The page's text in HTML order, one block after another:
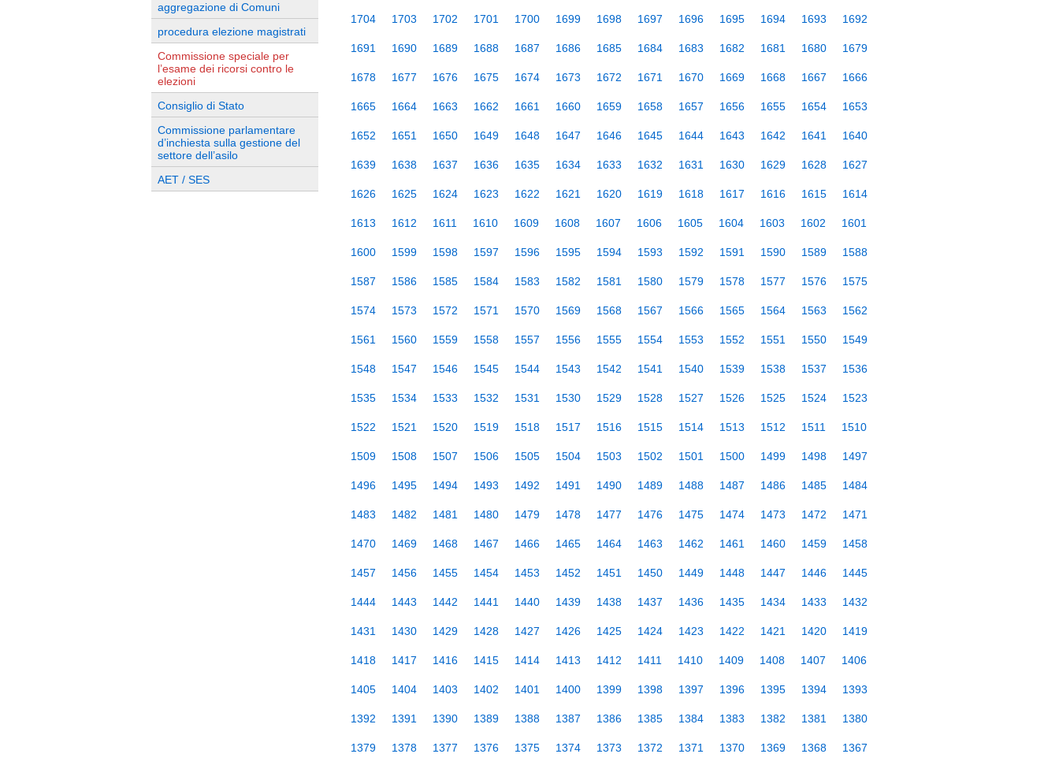
aggregazione di Comuni
procedura elezione magistrati
Commissione speciale per
l’esame dei ricorsi contro le
elezioni
Consiglio di Stato
Commissione parlamentare
d’inchiesta sulla gestione del
settore dell’asilo
AET / SES
1704 1703 1702 1701 1700 1699 1698 1697 1696 1695 1694 1693 1692
1691 1690 1689 1688 1687 1686 1685 1684 1683 1682 1681 1680 1679
1678 1677 1676 1675 1674 1673 1672 1671 1670 1669 1668 1667 1666
1665 1664 1663 1662 1661 1660 1659 1658 1657 1656 1655 1654 1653
1652 1651 1650 1649 1648 1647 1646 1645 1644 1643 1642 1641 1640
1639 1638 1637 1636 1635 1634 1633 1632 1631 1630 1629 1628 1627
1626 1625 1624 1623 1622 1621 1620 1619 1618 1617 1616 1615 1614
1613 1612 1611 1610 1609 1608 1607 1606 1605 1604 1603 1602 1601
1600 1599 1598 1597 1596 1595 1594 1593 1592 1591 1590 1589 1588
1587 1586 1585 1584 1583 1582 1581 1580 1579 1578 1577 1576 1575
1574 1573 1572 1571 1570 1569 1568 1567 1566 1565 1564 1563 1562
1561 1560 1559 1558 1557 1556 1555 1554 1553 1552 1551 1550 1549
1548 1547 1546 1545 1544 1543 1542 1541 1540 1539 1538 1537 1536
1535 1534 1533 1532 1531 1530 1529 1528 1527 1526 1525 1524 1523
1522 1521 1520 1519 1518 1517 1516 1515 1514 1513 1512 1511 1510
1509 1508 1507 1506 1505 1504 1503 1502 1501 1500 1499 1498 1497
1496 1495 1494 1493 1492 1491 1490 1489 1488 1487 1486 1485 1484
1483 1482 1481 1480 1479 1478 1477 1476 1475 1474 1473 1472 1471
1470 1469 1468 1467 1466 1465 1464 1463 1462 1461 1460 1459 1458
1457 1456 1455 1454 1453 1452 1451 1450 1449 1448 1447 1446 1445
1444 1443 1442 1441 1440 1439 1438 1437 1436 1435 1434 1433 1432
1431 1430 1429 1428 1427 1426 1425 1424 1423 1422 1421 1420 1419
1418 1417 1416 1415 1414 1413 1412 1411 1410 1409 1408 1407 1406
1405 1404 1403 1402 1401 1400 1399 1398 1397 1396 1395 1394 1393
1392 1391 1390 1389 1388 1387 1386 1385 1384 1383 1382 1381 1380
1379 1378 1377 1376 1375 1374 1373 1372 1371 1370 1369 1368 1367